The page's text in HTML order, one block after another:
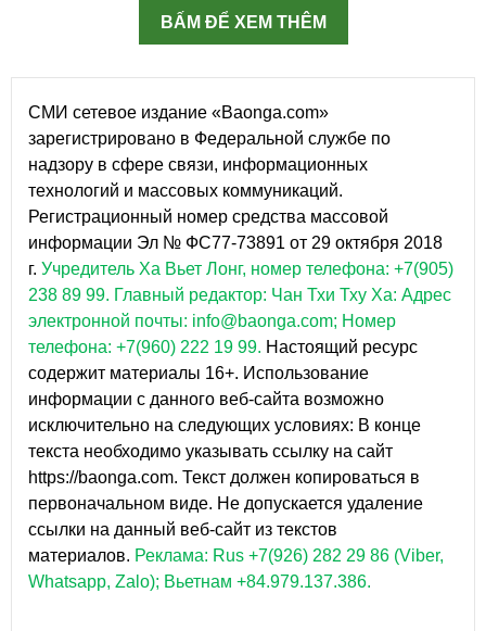
BẤM ĐỂ XEM THÊM
СМИ сетевое издание «Baonga.com»
зарегистрировано в Федеральной службе по
надзору в сфере связи, информационных
технологий и массовых коммуникаций.
Регистрационный номер средства массовой
информации Эл № ФС77-73891 от 29 октября 2018
г. Учредитель Ха Вьет Лонг, номер телефона: +7(905)
238 89 99. Главный редактор: Чан Тхи Тху Ха: Адрес
электронной почты: info@baonga.com; Номер
телефона: +7(960) 222 19 99. Настоящий ресурс
содержит материалы 16+. Использование
информации с данного веб-сайта возможно
исключительно на следующих условиях: В конце
текста необходимо указывать ссылку на сайт
https://baonga.com. Текст должен копироваться в
первоначальном виде. Не допускается удаление
ссылки на данный веб-сайт из текстов
материалов. Реклама: Rus +7(926) 282 29 86 (Viber,
Whatsapp, Zalo); Вьетнам +84.979.137.386.